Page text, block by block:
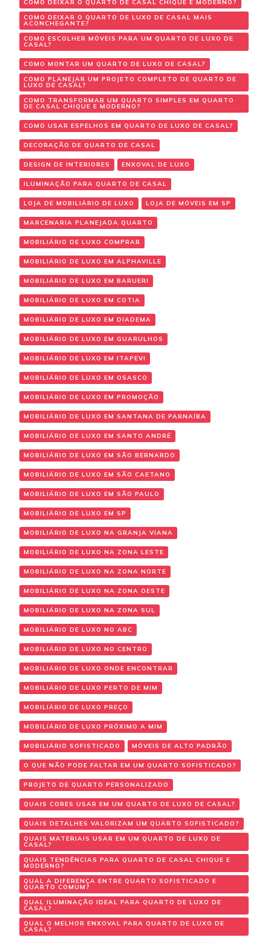
COMO DEIXAR O QUARTO DE CASAL CHIQUE E MODERNO?
COMO DEIXAR O QUARTO DE LUXO DE CASAL MAIS
ACONCHEGANTE?
COMO ESCOLHER MÓVEIS PARA UM QUARTO DE LUXO DE
CASAL?
COMO MONTAR UM QUARTO DE LUXO DE CASAL?
COMO PLANEJAR UM PROJETO COMPLETO DE QUARTO DE
LUXO DE CASAL?
COMO TRANSFORMAR UM QUARTO SIMPLES EM QUARTO
DE CASAL CHIQUE E MODERNO?
COMO USAR ESPELHOS EM QUARTO DE LUXO DE CASAL?
DECORAÇÃO DE QUARTO DE CASAL
DESIGN DE INTERIORES ENXOVAL DE LUXO
ILUMINAÇÃO PARA QUARTO DE CASAL
LOJA DE MOBILIÁRIO DE LUXO LOJA DE MÓVEIS EM SP
MARCENARIA PLANEJADA QUARTO
MOBILIÁRIO DE LUXO COMPRAR
MOBILIÁRIO DE LUXO EM ALPHAVILLE
MOBILIÁRIO DE LUXO EM BARUERI
MOBILIÁRIO DE LUXO EM COTIA
MOBILIÁRIO DE LUXO EM DIADEMA
MOBILIÁRIO DE LUXO EM GUARULHOS
MOBILIÁRIO DE LUXO EM ITAPEVI
MOBILIÁRIO DE LUXO EM OSASCO
MOBILIÁRIO DE LUXO EM PROMOÇÃO
MOBILIÁRIO DE LUXO EM SANTANA DE PARNAÍBA
MOBILIÁRIO DE LUXO EM SANTO ANDRÉ
MOBILIÁRIO DE LUXO EM SÃO BERNARDO
MOBILIÁRIO DE LUXO EM SÃO CAETANO
MOBILIÁRIO DE LUXO EM SÃO PAULO
MOBILIÁRIO DE LUXO EM SP
MOBILIÁRIO DE LUXO NA GRANJA VIANA
MOBILIÁRIO DE LUXO NA ZONA LESTE
MOBILIÁRIO DE LUXO NA ZONA NORTE
MOBILIÁRIO DE LUXO NA ZONA OESTE
MOBILIÁRIO DE LUXO NA ZONA SUL
MOBILIÁRIO DE LUXO NO ABC
MOBILIÁRIO DE LUXO NO CENTRO
MOBILIÁRIO DE LUXO ONDE ENCONTRAR
MOBILIÁRIO DE LUXO PERTO DE MIM
MOBILIÁRIO DE LUXO PREÇO
MOBILIÁRIO DE LUXO PRÓXIMO A MIM
MOBILIÁRIO SOFISTICADO MÓVEIS DE ALTO PADRÃO
O QUE NÃO PODE FALTAR EM UM QUARTO SOFISTICADO?
PROJETO DE QUARTO PERSONALIZADO
QUAIS CORES USAR EM UM QUARTO DE LUXO DE CASAL?
QUAIS DETALHES VALORIZAM UM QUARTO SOFISTICADO?
QUAIS MATERIAIS USAR EM UM QUARTO DE LUXO DE
CASAL?
QUAIS TENDÊNCIAS PARA QUARTO DE CASAL CHIQUE E
MODERNO?
QUAL A DIFERENÇA ENTRE QUARTO SOFISTICADO E
QUARTO COMUM?
QUAL ILUMINAÇÃO IDEAL PARA QUARTO DE LUXO DE
CASAL?
QUAL O MELHOR ENXOVAL PARA QUARTO DE LUXO DE
CASAL?